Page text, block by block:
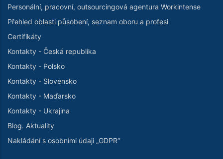
Personální, pracovní, outsourcingová agentura Workintense
Přehled oblasti působení, seznam oboru a profesi
Certifikáty
Kontakty - Česká republika
Kontakty - Polsko
Kontakty - Slovensko
Kontakty - Maďarsko
Kontakty - Ukrajina
Blog. Aktuality
Nakládání s osobními údaji „GDPR“